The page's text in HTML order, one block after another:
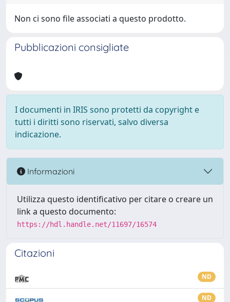
Non ci sono file associati a questo prodotto.
Pubblicazioni consigliate
I documenti in IRIS sono protetti da copyright e
tutti i diritti sono riservati, salvo diversa
indicazione.
Informazioni
Utilizza questo identificativo per citare o creare un
link a questo documento:
https://hdl.handle.net/11697/16574
Citazioni
ND
ND